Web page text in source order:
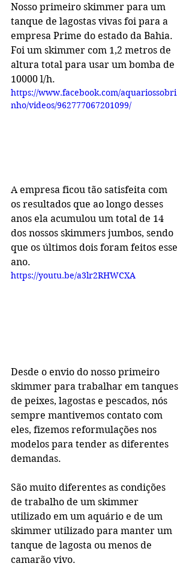
Nosso primeiro skimmer para um
tanque de lagostas vivas foi para a
empresa Prime do estado da Bahia.
Foi um skimmer com 1,2 metros de
altura total para usar um bomba de
10000 l/h.
https://www.facebook.com/aquariossobri
nho/videos/962777067201099/
A empresa ficou tão satisfeita com
os resultados que ao longo desses
anos ela acumulou um total de 14
dos nossos skimmers jumbos, sendo
que os últimos dois foram feitos esse
ano.
https://youtu.be/a3lr2RHWCXA
Desde o envio do nosso primeiro
skimmer para trabalhar em tanques
de peixes, lagostas e pescados, nós
sempre mantivemos contato com
eles, fizemos reformulações nos
modelos para tender as diferentes
demandas.
São muito diferentes as condições
de trabalho de um skimmer
utilizado em um aquário e de um
skimmer utilizado para manter um
tanque de lagosta ou menos de
camarão vivo.